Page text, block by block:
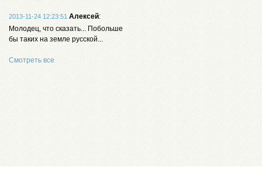
2013-11-24 12:23:51 Алексей:
Молодец, что сказать... Побольше
бы таких на земле русской...
Смотреть все